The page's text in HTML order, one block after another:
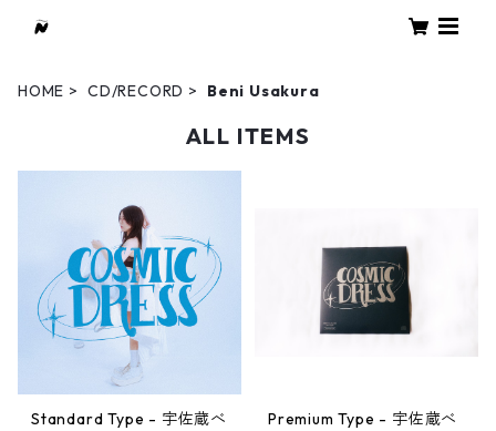
HOME CD/RECORD Beni Usakura
ALL ITEMS
Standard Type - 宇佐蔵べ
Premium Type - 宇佐蔵べ